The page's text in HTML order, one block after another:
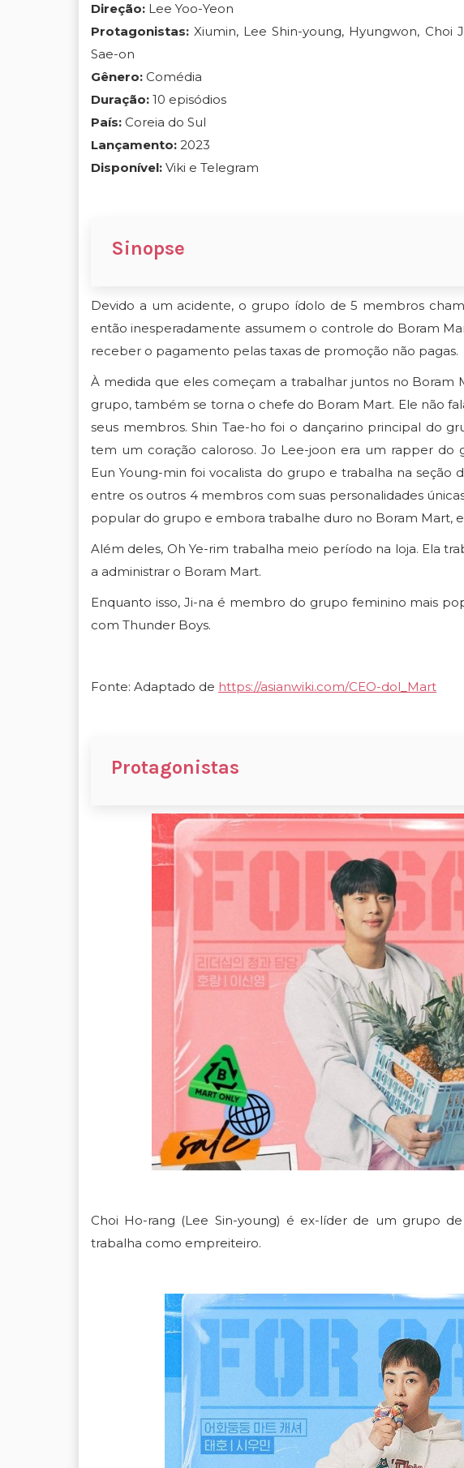
Direção: Lee Yoo-Yeon
Protagonistas:Xiumin, Lee Shin-young, Hyungwon,
Sae-on
Gênero: Comédia
Duração: 10 episódios
País: Coreia do Sul
Lançamento: 2023
Disponível: Viki e Telegram
Sinopse
Devido a um acidente, o grupo ídolo de 5 membros
então inesperadamente assumem o controle do Boram
receber o pagamento pelas taxas de promoção não pagas.
À medida que eles começam a trabalhar juntos no Boram
grupo, também se torna o chefe do Boram Mart. Ele não
seus membros. Shin Tae-ho foi o dançarino principal do
tem um coração caloroso. Jo Lee-joon era um rapper do
Eun Young-min foi vocalista do grupo e trabalha na seção
entre os outros 4 membros com suas personalidades
popular do grupo e embora trabalhe duro no Boram Mart,
Além deles, Oh Ye-rim trabalha meio período na loja. Ela
a administrar o Boram Mart.
Enquanto isso, Ji-na é membro do grupo feminino mais
com Thunder Boys.
Fonte: Adaptado de https://asianwiki.com/CEO-dol_Mart
Protagonistas
Choi Ho-rang (Lee Sin-young) é ex-líder de um grupo
trabalha como empreiteiro.